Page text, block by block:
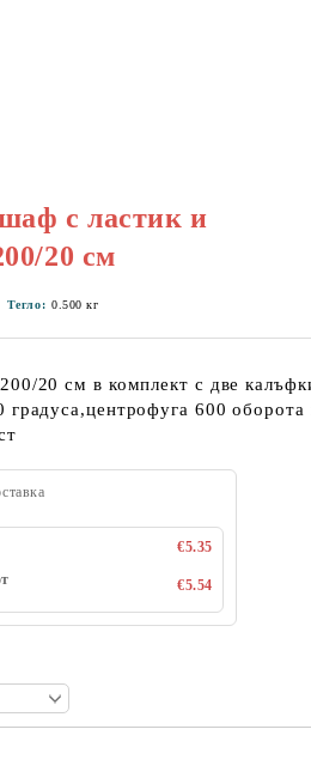
с ластик и
20 см
Тегло: 0.500 кг
20 см в комплект с две
градуса,центрофуга 600
€5.35
€5.54